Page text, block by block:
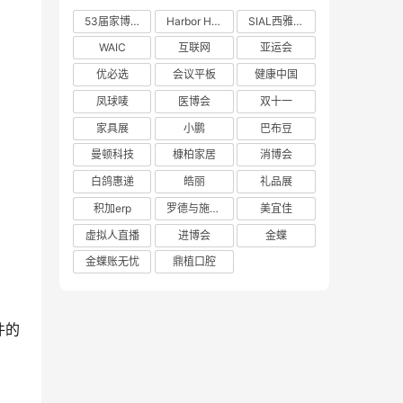
的
53届家博会 Harbor House
SIAL西雅展
WAIC
互联网
亚运会
优必选
会议平板
健康中国
凤球唛
医博会
双十一
家具展
小鹏
巴布豆
曼顿科技
槺柏家居
消博会
白鸽惠递
皓丽
礼品展
积加erp
罗德与施瓦茨
美宜佳
虚拟人直播
进博会
金蝶
金蝶账无忧
鼎植口腔